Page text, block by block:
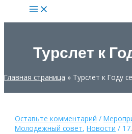
Main
Menu
Турслет к
Главная страница » Турслет к Году
Оставьте комментарий /
Молодежный совет,Новости /